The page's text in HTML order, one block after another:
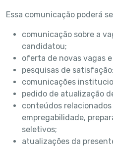
Essa comunicação poderá
comunicação sobre a
candidatou;
oferta de novas vagas
pesquisas de satisfação;
comunicações
pedido de atualização
conteúdos
empregabilidade,
seletivos;
atualizações da